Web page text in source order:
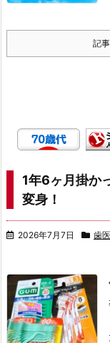
記
1年6ヶ月掛か
変身！
2026年7月7日 歯